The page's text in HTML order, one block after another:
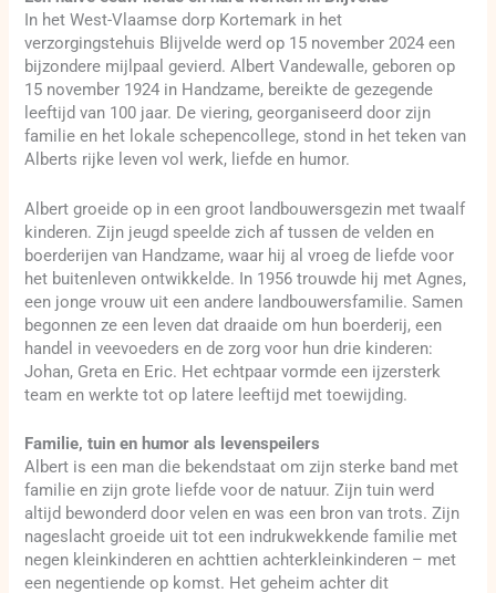
In het West-Vlaamse dorp Kortemark in het
verzorgingstehuis Blijvelde werd op 15 november 2024 een
bijzondere mijlpaal gevierd. Albert Vandewalle, geboren op
15 november 1924 in Handzame, bereikte de gezegende
leeftijd van 100 jaar. De viering, georganiseerd door zijn
familie en het lokale schepencollege, stond in het teken van
Alberts rijke leven vol werk, liefde en humor.
Albert groeide op in een groot landbouwersgezin met twaalf
kinderen. Zijn jeugd speelde zich af tussen de velden en
boerderijen van Handzame, waar hij al vroeg de liefde voor
het buitenleven ontwikkelde. In 1956 trouwde hij met Agnes,
een jonge vrouw uit een andere landbouwersfamilie. Samen
begonnen ze een leven dat draaide om hun boerderij, een
handel in veevoeders en de zorg voor hun drie kinderen:
Johan, Greta en Eric. Het echtpaar vormde een ijzersterk
team en werkte tot op latere leeftijd met toewijding.
Familie, tuin en humor als levenspeilers
Albert is een man die bekendstaat om zijn sterke band met
familie en zijn grote liefde voor de natuur. Zijn tuin werd
altijd bewonderd door velen en was een bron van trots. Zijn
nageslacht groeide uit tot een indrukwekkende familie met
negen kleinkinderen en achttien achterkleinkinderen – met
een negentiende op komst. Het geheim achter dit